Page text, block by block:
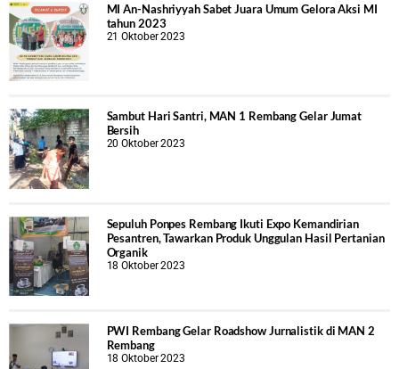
MI An-Nashriyyah Sabet Juara Umum Gelora Aksi MI
tahun 2023
21 Oktober 2023
Sambut Hari Santri, MAN 1 Rembang Gelar Jumat
Bersih
20 Oktober 2023
Sepuluh Ponpes Rembang Ikuti Expo Kemandirian
Pesantren, Tawarkan Produk Unggulan Hasil Pertanian
Organik
18 Oktober 2023
PWI Rembang Gelar Roadshow Jurnalistik di MAN 2
Rembang
18 Oktober 2023